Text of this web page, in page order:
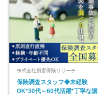
株式会社損害保険リサーチ
保険調査スタッフ◆未経験
OK*30代～60代活躍*丁寧な講